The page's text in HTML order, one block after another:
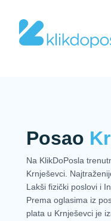
Posao
Na KlikDoPosla
Krnješevci.
Lakši fizički poslovi i
Prema oglasima iz
plata u Krnješevci je